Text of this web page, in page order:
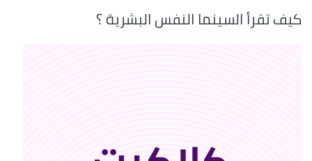
كيف تقرأ السينما النفس البشرية ؟